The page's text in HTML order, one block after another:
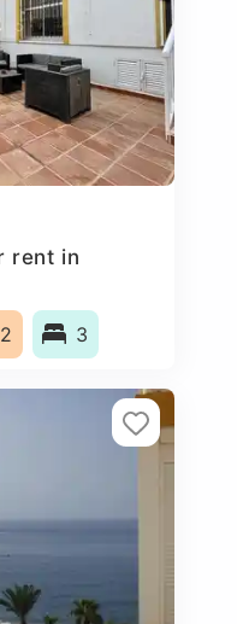
rent in
3